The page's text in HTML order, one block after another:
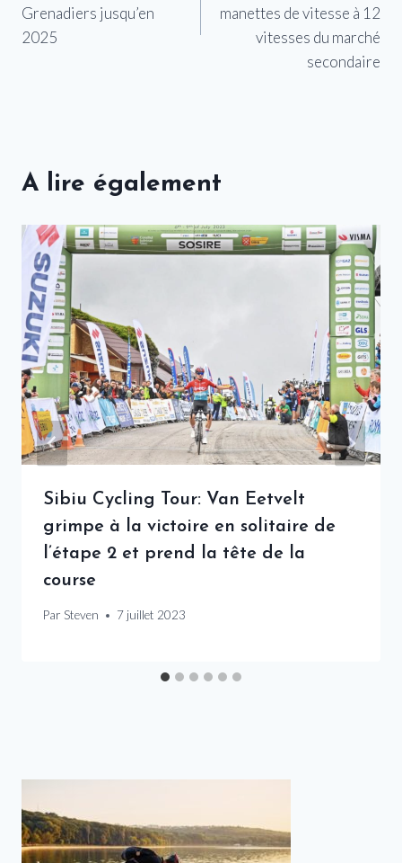
l’article
Grenadiers jusqu’en
2025
manettes de vitesse à 12
vitesses du marché
secondaire
A lire également
Sibiu Cycling Tour: Van Eetvelt
grimpe à la victoire en solitaire de
l’étape 2 et prend la tête de la
course
Par Steven 7 juillet 2023